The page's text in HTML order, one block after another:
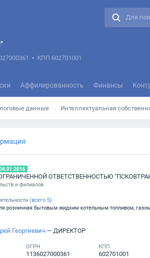
• КПП 602701001
Аффилированность Финансы
данные Интеллектуальная
ОТВЕТСТВЕННОСТЬЮ
и филиалов
(всего 5)
Георгиевич — ДИРЕКТОР
ОГРН
1136027000361
КПП
602701001